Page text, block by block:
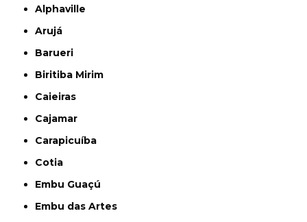
Alphaville
Arujá
Barueri
Biritiba Mirim
Caieiras
Cajamar
Carapicuíba
Cotia
Embu Guaçú
Embu das Artes